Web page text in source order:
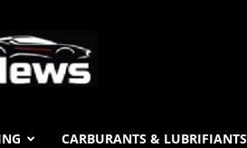
CARBURANTS & LUBRIFIANTS